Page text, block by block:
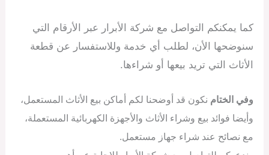
كما يمكنكم التواصل مع شركة الأبرار عبر الأرقام التي
سنوضحها الأن، لطلب أي خدمة وللاستفسار عن قطعة
الأثاث التي تريد بيعها أو شراءها.
وفي الختام نكون قد أوضحنا لكم أماكن بيع الأثاث المستعمل،
وأيضا فوائد بيع وشراء الأثاث والأجهزة الكهربائية المستعملة،
مع نصائح عند شراء جهاز مستعمل.